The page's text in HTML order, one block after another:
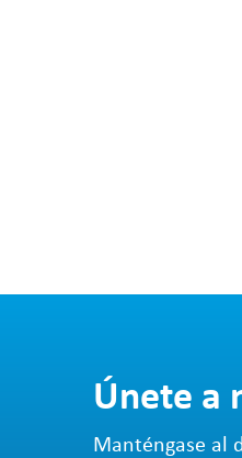
Únete a
Manténgase al